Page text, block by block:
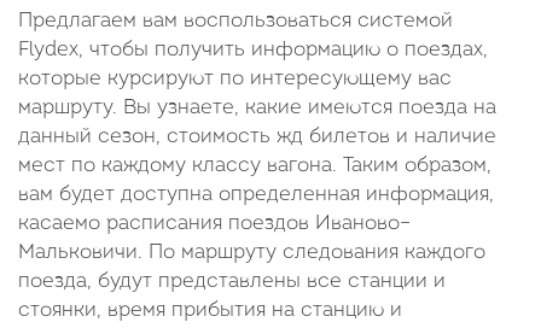
23:02
пути:
3
часа
16
минут
Предлагаем вам воспользоваться системой
Flydex, чтобы получить информацию о поездах,
которые курсируют по интересующему вас
маршруту. Вы узнаете, какие имеются поезда на
данный сезон, стоимость жд билетов и наличие
мест по каждому классу вагона. Таким образом,
вам будет доступна определенная информация,
касаемо расписания поездов Иваново–
Мальковичи. По маршруту следования каждого
поезда, будут представлены все станции и
стоянки, время прибытия на станцию и